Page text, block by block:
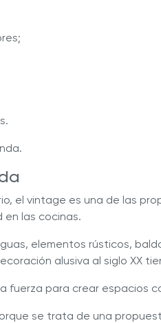
el vintage es una de las
en las cocinas.
elementos rústicos,
alusiva al siglo XX
fuerza para crear espacios
se trata de una